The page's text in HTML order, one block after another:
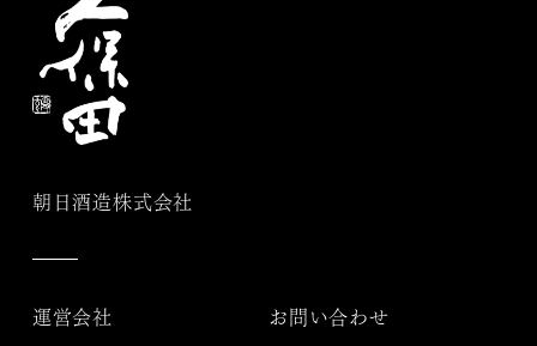
朝日酒造株式会社
運営会社 お問い合わせ